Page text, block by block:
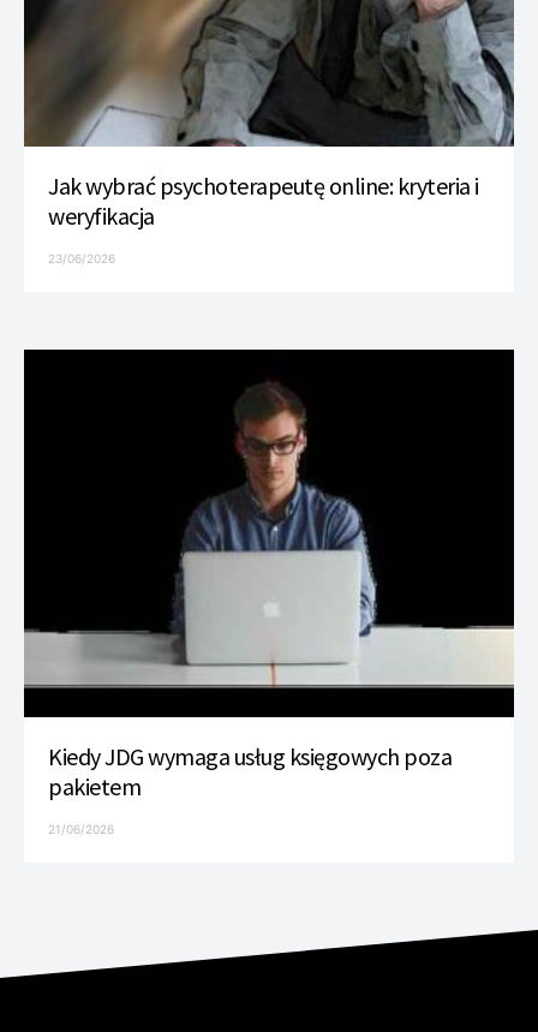
Jak wybrać psychoterapeutę online: kryteria i
weryfikacja
23/06/2026
Kiedy JDG wymaga usług księgowych poza
pakietem
21/06/2026